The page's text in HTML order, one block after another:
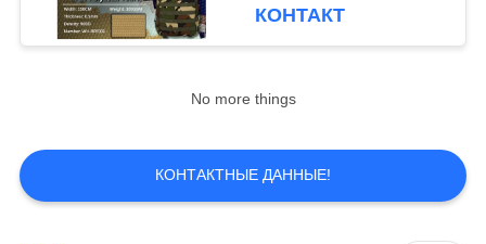
КАЧЕСТВА
СПРОСИТЕ
ЦИТАТУ
шатра
КОНТАКТ
No more things
КОНТАКТНЫЕ ДАННЫЕ!